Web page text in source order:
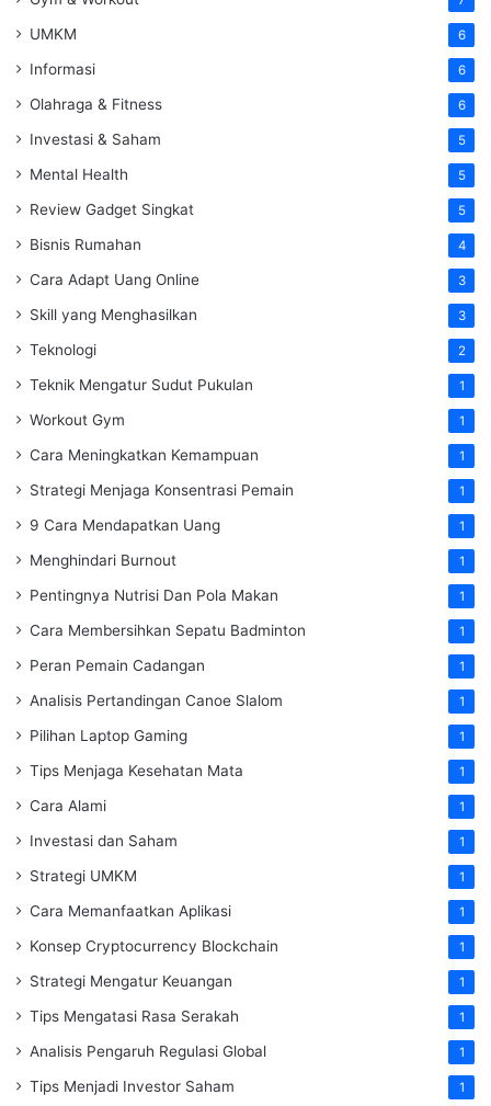
UMKM 6
Informasi 6
Olahraga & Fitness 6
Investasi & Saham 5
Mental Health 5
Review Gadget Singkat 5
Bisnis Rumahan 4
Cara Adapt Uang Online 3
Skill yang Menghasilkan 3
Teknologi 2
Teknik Mengatur Sudut Pukulan 1
Workout Gym 1
Cara Meningkatkan Kemampuan 1
Strategi Menjaga Konsentrasi Pemain 1
9 Cara Mendapatkan Uang 1
Menghindari Burnout 1
Pentingnya Nutrisi Dan Pola Makan 1
Cara Membersihkan Sepatu Badminton 1
Peran Pemain Cadangan 1
Analisis Pertandingan Canoe Slalom 1
Pilihan Laptop Gaming 1
Tips Menjaga Kesehatan Mata 1
Cara Alami 1
Investasi dan Saham 1
Strategi UMKM 1
Cara Memanfaatkan Aplikasi 1
Konsep Cryptocurrency Blockchain 1
Strategi Mengatur Keuangan 1
Tips Mengatasi Rasa Serakah 1
Analisis Pengaruh Regulasi Global 1
Tips Menjadi Investor Saham 1